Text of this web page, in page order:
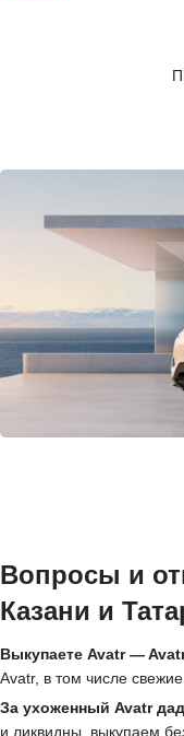
Вопросы и
Казани и
Выкупаете Avatr —
Avatr, в том числе
За ухоженный Avatr
и ликвидны, выкупаем